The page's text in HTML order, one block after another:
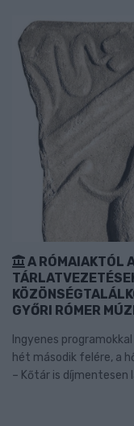
A RÓMAIAKTÓL
GYŐRI RÓMER
Ingyenes
hét második felére, a
– Kőtár is